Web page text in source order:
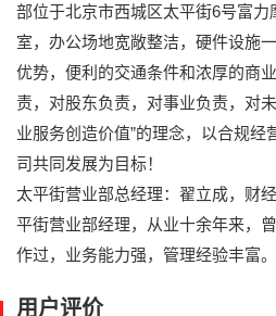
部位于北京市西城区太平街6号富力
室，办公场地宽敞整洁，硬件设施
优势，便利的交通条件和浓厚的商
责，对股东负责，对事业负责，对
业服务创造价值”的理念，以合规经
司共同发展为目标！
太平街营业部总经理：翟立成，财
平街营业部经理，从业十余年来，
作过，业务能力强，管理经验丰富。
用户评价